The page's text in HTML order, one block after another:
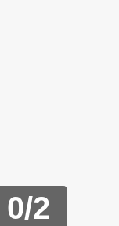
0/2